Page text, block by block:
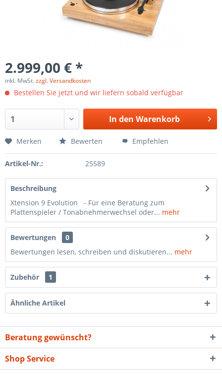
2.999,00 € *
inkl. MwSt.zzgl. Versandkosten
Bestellen Sie jetzt und wir liefern sobald verfügbar
In den Warenkorb
Merken Bewerten Empfehlen
Artikel-Nr.: 25589
Beschreibung
Xtension 9 Evolution - Für eine Beratung zum
Plattenspieler / Tonabnehmerwechsel oder... mehr
Bewertungen
0
Bewertungen lesen, schreiben und diskutieren... mehr
Zubehör 1
Ähnliche Artikel
Beratung gewünscht?
Shop Service